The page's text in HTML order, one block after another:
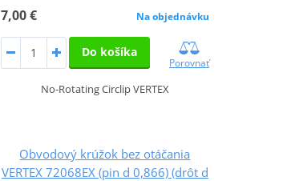
7,00 € Na objednávku
Do košíka
Porovnať
No-Rotating Circlip VERTEX
Obvodový krúžok bez otáčania
VERTEX 72068EX (pin d 0,866) (drôt d